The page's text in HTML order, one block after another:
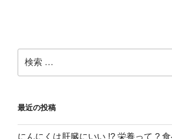
検
索:
最近の投稿
にんにくは肝臓にいい !? 栄養って ?